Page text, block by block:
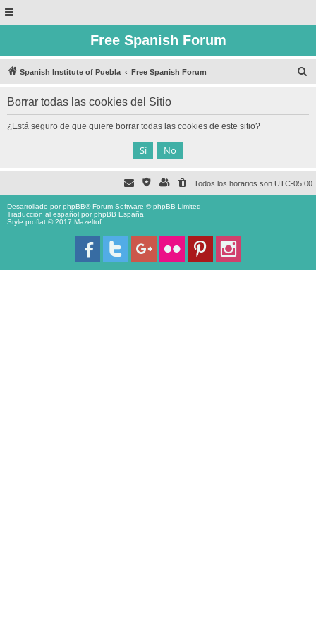
Free Spanish Forum
Spanish Institute of Puebla Free Spanish Forum
Borrar todas las cookies del Sitio
¿Está seguro de que quiere borrar todas las cookies de este sitio?
Todos los horarios son UTC-05:00
Desarrollado porphpBB® Forum Software © phpBB Limited
Traducción al español porphpBB España
Style proflat © 2017 Mazeltof